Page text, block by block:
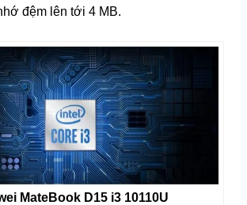
đệm lên tới 4 MB.
MateBook D15 i3 10110U